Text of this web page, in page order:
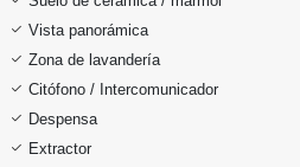
Vista panorámica
Zona de lavandería
Citófono / Intercomunicador
Despensa
Extractor